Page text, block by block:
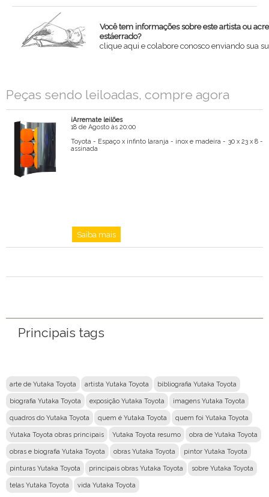
Você tem informações sobre este artista ou
estáerrado?
clique aqui e colabore conosco enviando sua
Mensagem
Peças sendo leiloadas, compre agora
iArremate leilões
18 de Agosto às 20:00
Toyota - Espaço x infinto laranja - inox e madeira - 30 x 23 x 8 -
assinada
Saiba mais
Principais tags
arte de Yutaka Toyota artista Yutaka Toyota bibliografia Yutaka Toyota
biografia Yutaka Toyota exposição Yutaka Toyota imagens Yutaka Toyota
quadros do Yutaka Toyota quem é Yutaka Toyota quem foi Yutaka Toyota
Yutaka Toyota obras principais Yutaka Toyota resumo obra de Yutaka Toyota
obras e biografia Yutaka Toyota obras Yutaka Toyota pintor Yutaka Toyota
pinturas Yutaka Toyota principais obras Yutaka Toyota sobre Yutaka Toyota
telas Yutaka Toyota vida Yutaka Toyota